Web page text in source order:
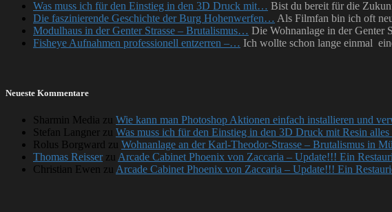
Was muss ich für den Einstieg in den 3D Druck mit… Bist du bereit für die
Die faszinierende Geschichte der Burg Hohenwerfen… Als Filmfan bin ich oft
Modulhaus in der Genter Strasse – Brutalismus… Die Wohnanlage in der Genter
Fisheye Aufnahmen professionell entzerren –… Ich wollte schon lange einmal
Neueste Kommentare
Sharmin Media zu Wie kann man Photoshop Aktionen einfach installieren und
Stefan Langner zu Was muss ich für den Einstieg in den 3D Druck mit Resin alles
Rolus Borgward zu Wohnanlage an der Karl-Theodor-Strasse – Brutalismus in
Thomas Reisserzu Arcade Cabinet Phoenix von Zaccaria – Update!!! Ein
Christian Ewen zu Arcade Cabinet Phoenix von Zaccaria – Update!!! Ein